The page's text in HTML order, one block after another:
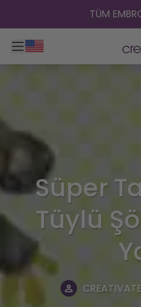
TÜM
Ana gezintiyi aç / kapat
Süper
Tüylü